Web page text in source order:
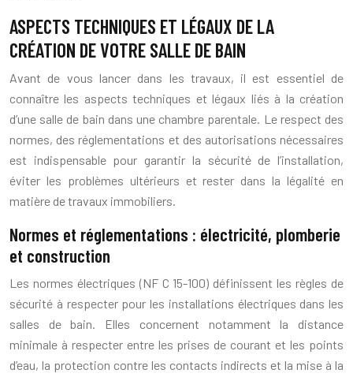
ASPECTS TECHNIQUES ET LÉGAUX DE LA
CRÉATION DE VOTRE SALLE DE BAIN
Avant de vous lancer dans les travaux, il est essentiel de
connaître les aspects techniques et légaux liés à la création
d’une salle de bain dans une chambre parentale. Le respect des
normes, des réglementations et des autorisations nécessaires
est indispensable pour garantir la sécurité de l’installation,
éviter les problèmes ultérieurs et rester dans la légalité en
matière de travaux immobiliers.
Normes et réglementations : électricité, plomberie
et construction
Les normes électriques (NF C 15-100) définissent les règles de
sécurité à respecter pour les installations électriques dans les
salles de bain. Elles concernent notamment la distance
minimale à respecter entre les prises de courant et les points
d’eau, la protection contre les contacts indirects et la mise à la